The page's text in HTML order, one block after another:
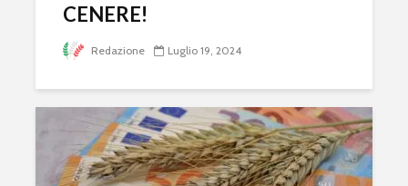
CENERE!
Redazione Luglio 19, 2024